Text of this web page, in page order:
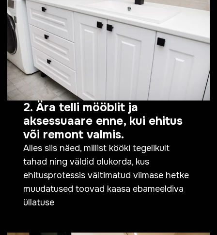
2. Ära telli mööblit ja
aksessuaare enne, kui ehitus
või remont valmis.
Alles siis näed, millist kööki tegelikult
tahad ning väldid olukorda, kus
ehitusprotessis vältimatud viimase hetke
muudatused toovad kaasa ebameeldiva
üllatuse